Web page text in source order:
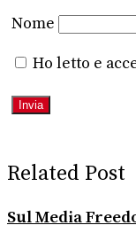
Nome
Ho letto e
Related Post
Sul Media